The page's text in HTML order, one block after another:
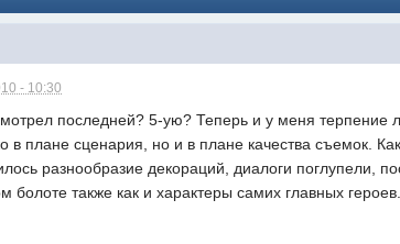
- 10:30
последней? 5-ую? Теперь и у меня терпение
в плане сценария, но и в плане качества съемок.
разнообразие декораций, диалоги поглупели,
болоте также как и характеры самих главных